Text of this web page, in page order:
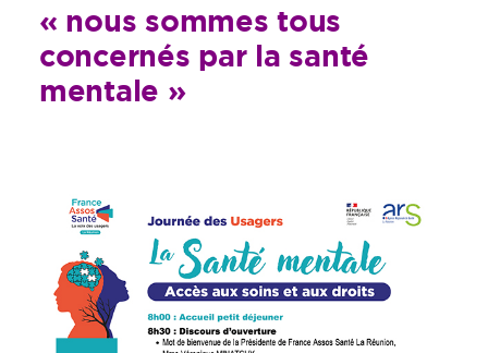
« nous sommes tous
concernés par la santé
mentale »